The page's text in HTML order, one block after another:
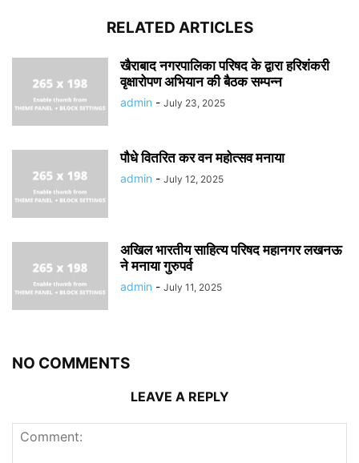
RELATED ARTICLES
खैराबाद नगरपालिका परिषद के द्वारा हरिशंकरी
वृक्षारोपण अभियान की बैठक सम्पन्न
admin - July 23, 2025
पौधे वितरित कर वन महोत्सव मनाया
admin - July 12, 2025
अखिल भारतीय साहित्य परिषद महानगर लखनऊ
ने मनाया गुरुपर्व
admin - July 11, 2025
NO COMMENTS
LEAVE A REPLY